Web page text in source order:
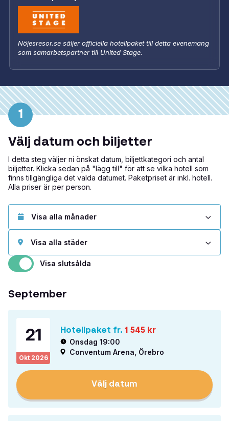
Nöjesresor.se säljer officiella hotellpaket till detta evenemang
som samarbetspartner till United Stage.
1
Välj datum och biljetter
I detta steg väljer ni önskat datum, biljettkategori och antal
biljetter. Klicka sedan på "lägg till" för att se vilka hotell som
finns tillgängliga det valda datumet. Paketpriset är inkl. hotell.
Alla priser är per person.
Visa slutsålda
September
21
Okt 2026
Hotellpaket fr. 1 545 kr
Onsdag 19:00
Conventum Arena, Örebro
Välj datum